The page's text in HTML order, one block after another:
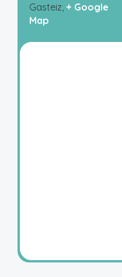
Gasteiz, + Google
Map